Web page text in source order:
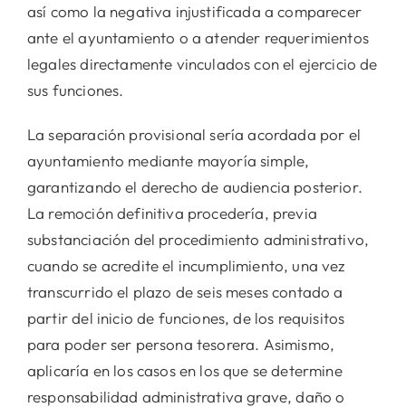
así como la negativa injustificada a comparecer
ante el ayuntamiento o a atender requerimientos
legales directamente vinculados con el ejercicio de
sus funciones.
La separación provisional sería acordada por el
ayuntamiento mediante mayoría simple,
garantizando el derecho de audiencia posterior.
La remoción definitiva procedería, previa
substanciación del procedimiento administrativo,
cuando se acredite el incumplimiento, una vez
transcurrido el plazo de seis meses contado a
partir del inicio de funciones, de los requisitos
para poder ser persona tesorera. Asimismo,
aplicaría en los casos en los que se determine
responsabilidad administrativa grave, daño o